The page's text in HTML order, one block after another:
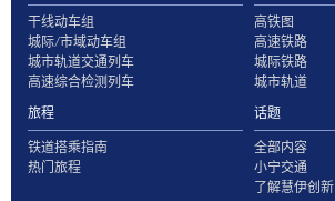
干线动车组
城际/市域动车组
城市轨道交通列车
高速综合检测列车
高铁图
高速铁路
城际铁路
城市轨道
旅程
铁道搭乘指南
热门旅程
话题
全部内容
小宁交通
了解慧伊创新